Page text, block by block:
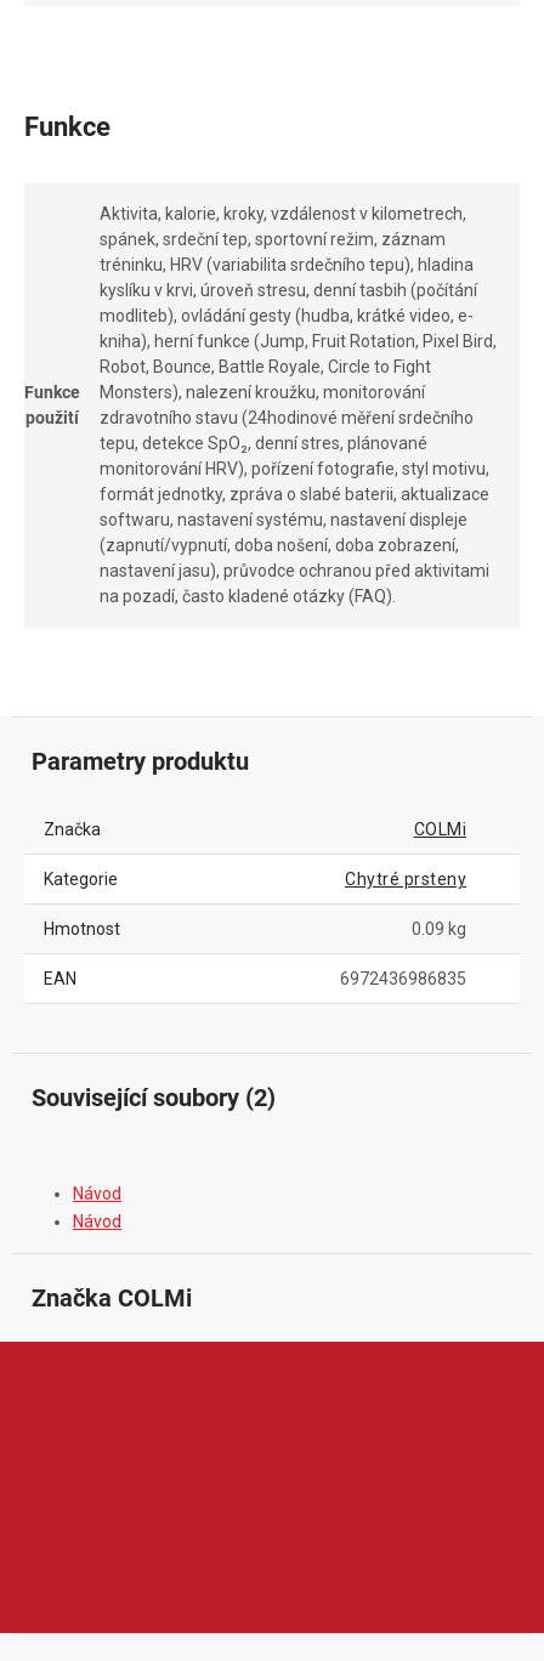
Funkce
Funkce
použití
Aktivita, kalorie, kroky, vzdálenost v kilometrech,
spánek, srdeční tep, sportovní režim, záznam
tréninku, HRV (variabilita srdečního tepu), hladina
kyslíku v krvi, úroveň stresu, denní tasbih (počítání
modliteb), ovládání gesty (hudba, krátké video, e-
kniha), herní funkce (Jump, Fruit Rotation, Pixel Bird,
Robot, Bounce, Battle Royale, Circle to Fight
Monsters), nalezení kroužku, monitorování
zdravotního stavu (24hodinové měření srdečního
tepu, detekce SpO₂, denní stres, plánované
monitorování HRV), pořízení fotografie, styl motivu,
formát jednotky, zpráva o slabé baterii, aktualizace
softwaru, nastavení systému, nastavení displeje
(zapnutí/vypnutí, doba nošení, doba zobrazení,
nastavení jasu), průvodce ochranou před aktivitami
na pozadí, často kladené otázky (FAQ).
Parametry produktu
Značka COLMi
Kategorie Chytré prsteny
Hmotnost 0.09 kg
EAN 6972436986835
Související soubory (2)
Návod
Návod
Značka COLMi